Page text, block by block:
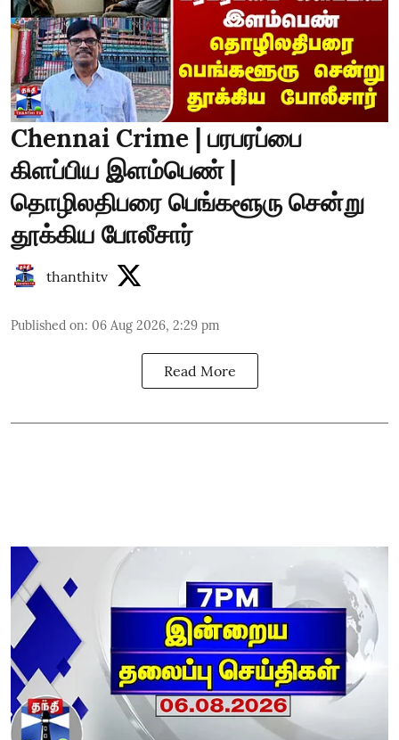
Chennai Crime | பரபரப்பை
கிளப்பிய இளம்பெண் |
தொழிலதிபரை பெங்களூரு சென்று
தூக்கிய போலீசார்
thanthitv
Published on: 06 Aug 2026, 2:29 pm
Read More